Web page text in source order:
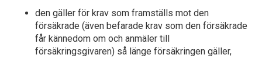
den gäller för krav som framställs mot den
försäkrade (även befarade krav som den försäkrade
får kännedom om och anmäler till
försäkringsgivaren) så länge försäkringen gäller,